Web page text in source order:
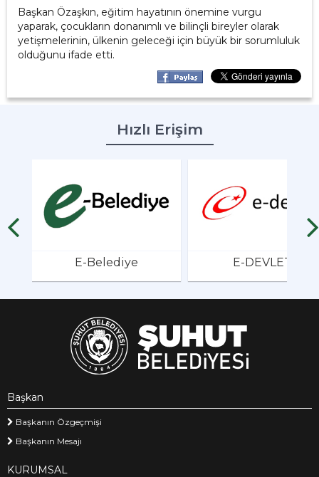
Başkan Özaşkın, eğitim hayatının önemine vurgu
yaparak, çocukların donanımlı ve bilinçli bireyler olarak
yetişmelerinin, ülkenin geleceği için büyük bir sorumluluk
olduğunu ifade etti.
Hızlı Erişim
E-Belediye E-DEVLET
Başkan
Başkanın Özgeçmişi
Başkanın Mesajı
KURUMSAL